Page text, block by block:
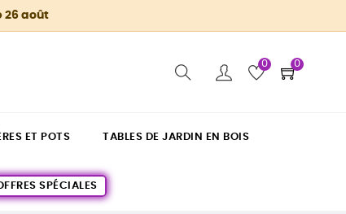
26 août
0 0
ET POTS TABLES DE JARDIN EN BOIS
SPÉCIALES